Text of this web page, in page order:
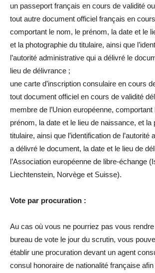
un passeport français en cours de validité
tout autre document officiel français en
comportant le nom, le prénom, la date et le
et la photographie du titulaire, ainsi que
l’autorité administrative qui a délivré le
lieu de délivrance ;
une carte d’inscription consulaire en cours
tout document officiel en cours de validité
membre de l’Union européenne, comportant
prénom, la date et le lieu de naissance, et la
titulaire, ainsi que l’identification de l’autorité
a délivré le document, la date et le lieu de
l’Association européenne de libre-échange
Liechtenstein, Norvège et Suisse).
Vote par procuration :
Au cas où vous ne pourriez pas vous
bureau de vote le jour du scrutin, vous
établir une procuration devant un agent
consul honoraire de nationalité française